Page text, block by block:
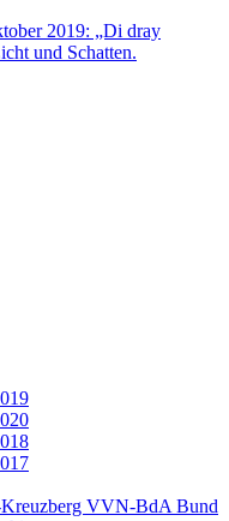
2019: „Di dray
und Schatten.
Kreuzberg VVN-BdA Bund